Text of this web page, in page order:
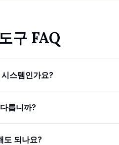
구 FAQ
스템인가요?
릅니까?
도 되나요?